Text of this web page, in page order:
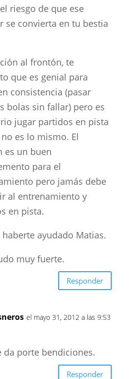
riesgo de que ese
se convierta en tu bestia
al frontón, te
que es genial para
consistencia (pasar
bolas sin fallar) pero es
jugar partidos en pista
es lo mismo. El
es un buen
para el
pero jamás debe
al entrenamiento y
en pista.
haberte ayudado Matias.
muy fuerte.
Responder
el mayo 31, 2012 a las 9:53
da porte bendiciones.
Responder